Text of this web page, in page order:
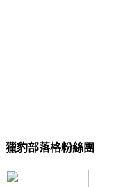
獵豹部落格粉絲團